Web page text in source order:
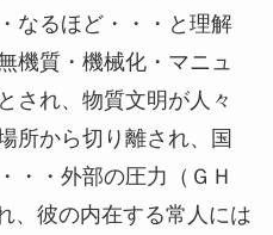
なるほど・・・と理解
機質・機械化・マニュ
され、物質文明が人々
所から切り離され、国
・・外部の圧力（ＧＨ
、彼の内在する常人には